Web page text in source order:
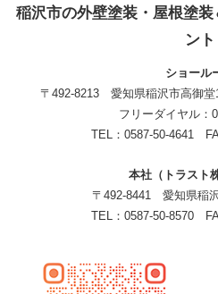
稲沢市の外壁塗装・屋根塗
ント
ショール
〒492-8213 愛知県稲沢市高御堂
フリーダイヤル：
TEL：0587-50-4641
本社（トラスト
〒492-8441 愛知県稲
TEL：0587-50-8570